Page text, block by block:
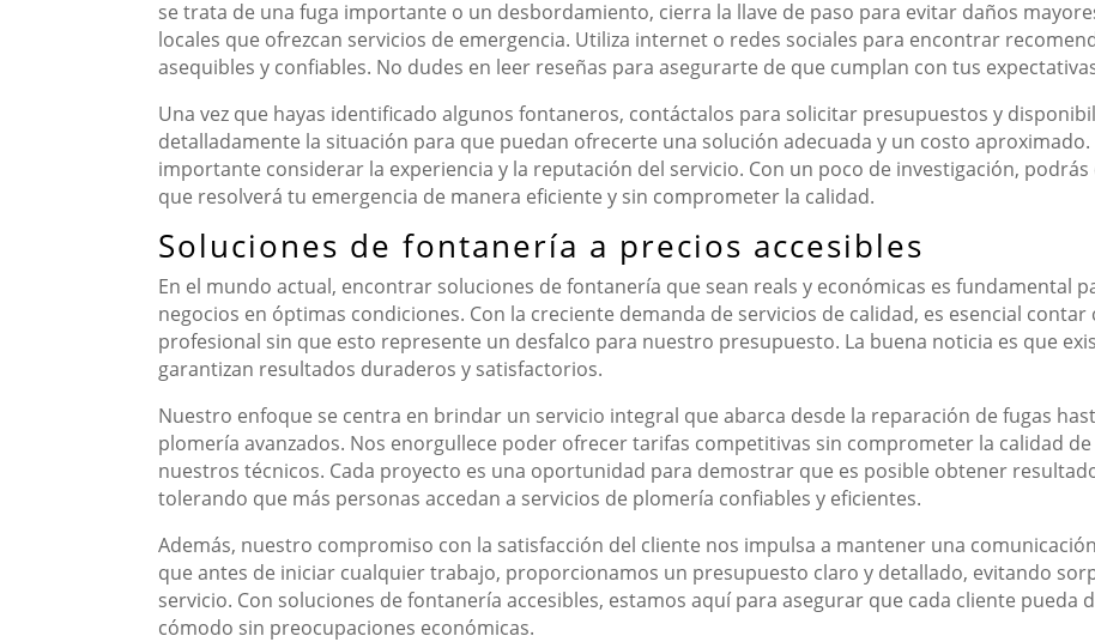
se trata de una fuga importante o un desbordamiento, cierra la llave de paso para evitar daños
locales que ofrezcan servicios de emergencia. Utiliza internet o redes sociales para encontrar
asequibles y confiables. No dudes en leer reseñas para asegurarte de que cumplan con tus
Una vez que hayas identificado algunos fontaneros, contáctalos para solicitar presupuestos y
detalladamente la situación para que puedan ofrecerte una solución adecuada y un costo aproximado.
importante considerar la experiencia y la reputación del servicio. Con un poco de investigación,
que resolverá tu emergencia de manera eficiente y sin comprometer la calidad.
Soluciones de fontanería a precios accesibles
En el mundo actual, encontrar soluciones de fontanería que sean reals y económicas es fundamental
negocios en óptimas condiciones. Con la creciente demanda de servicios de calidad, es esencial
profesional sin que esto represente un desfalco para nuestro presupuesto. La buena noticia es que
garantizan resultados duraderos y satisfactorios.
Nuestro enfoque se centra en brindar un servicio integral que abarca desde la reparación de fugas
plomería avanzados. Nos enorgullece poder ofrecer tarifas competitivas sin comprometer la calidad
nuestros técnicos. Cada proyecto es una oportunidad para demostrar que es posible obtener
tolerando que más personas accedan a servicios de plomería confiables y eficientes.
Además, nuestro compromiso con la satisfacción del cliente nos impulsa a mantener una
que antes de iniciar cualquier trabajo, proporcionamos un presupuesto claro y detallado, evitando
servicio. Con soluciones de fontanería accesibles, estamos aquí para asegurar que cada cliente
cómodo sin preocupaciones económicas.